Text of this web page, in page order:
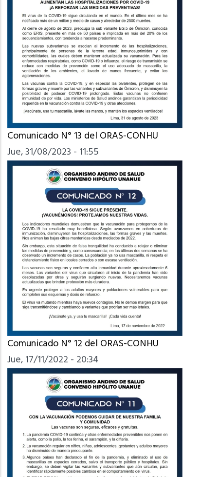
Comunicado N° 13 del ORAS-CONHU
Jue, 31/08/2023 - 11:55
Comunicado N° 12 del ORAS-CONHU
Jue, 17/11/2022 - 20:34